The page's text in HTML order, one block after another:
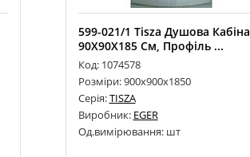
599-021/1 Tisza Душова Кабіна
90Х90Х185 См, Профіль ...
Код: 1074578
Розміри: 900х900х1850
Серія:TISZA
Виробник: EGER
Од.вимірювання: шт